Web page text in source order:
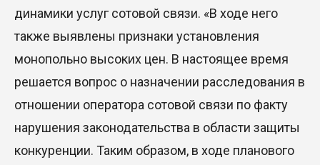
динамики услуг сотовой связи. «В ходе него
также выявлены признаки установления
монопольно высоких цен. В настоящее время
решается вопрос о назначении расследования в
отношении оператора сотовой связи по факту
нарушения законодательства в области защиты
конкуренции. Таким образом, в ходе планового